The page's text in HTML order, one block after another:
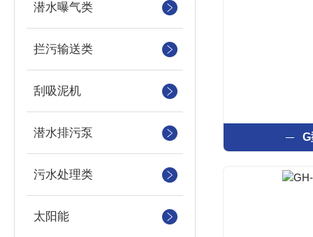
潜水曝气类
拦污输送类
刮吸泥机
潜水排污泵
污水处理类
太阳能